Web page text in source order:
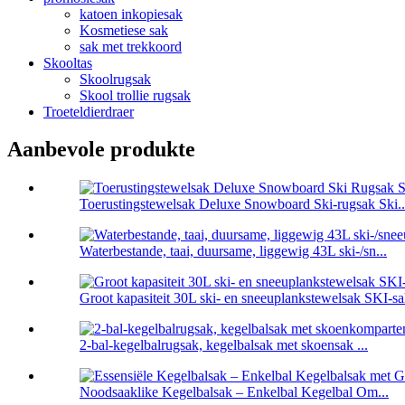
katoen inkopiesak
Kosmetiese sak
sak met trekkoord
Skooltas
Skoolrugsak
Skool trollie rugsak
Troeteldierdraer
Aanbevole produkte
Toerustingstewelsak Deluxe Snowboard Ski-rugsak
Waterbestande, taai, duursame, liggewig 43L ski-/sn...
Groot kapasiteit 30L ski- en sneeuplankstewelsak SKI-
2-bal-kegelbalrugsak, kegelbalsak met skoensak ...
Noodsaaklike Kegelbalsak – Enkelbal Kegelbal Om...